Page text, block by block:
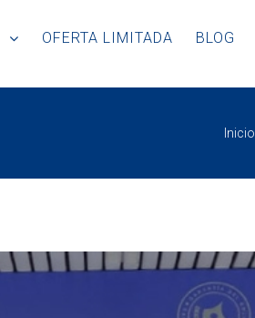
OFERTA LIMITADA BLOG
Inicio